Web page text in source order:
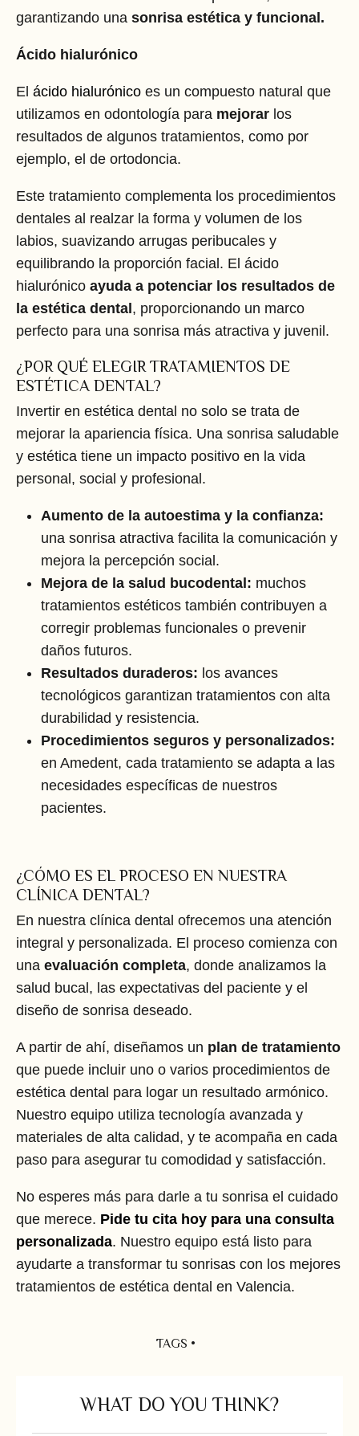
garantizando una sonrisa estética y funcional.
Ácido hialurónico
El ácido hialurónico es un compuesto natural que
utilizamos en odontología para mejorar los
resultados de algunos tratamientos, como por
ejemplo, el de ortodoncia.
Este tratamiento complementa los procedimientos
dentales al realzar la forma y volumen de los
labios, suavizando arrugas peribucales y
equilibrando la proporción facial. El ácido
hialurónico ayuda a potenciar los resultados de
la estética dental , proporcionando un marco
perfecto para una sonrisa más atractiva y juvenil.
¿POR QUÉ ELEGIR TRATAMIENTOS DE
ESTÉTICA DENTAL?
Invertir en estética dental no solo se trata de
mejorar la apariencia física. Una sonrisa saludable
y estética tiene un impacto positivo en la vida
personal, social y profesional.
Aumento de la autoestima y la confianza:
una sonrisa atractiva facilita la comunicación y
mejora la percepción social.
Mejora de la salud bucodental: muchos
tratamientos estéticos también contribuyen a
corregir problemas funcionales o prevenir
daños futuros.
Resultados duraderos: los avances
tecnológicos garantizan tratamientos con alta
durabilidad y resistencia.
Procedimientos seguros y personalizados:
en Amedent, cada tratamiento se adapta a las
necesidades específicas de nuestros
pacientes.
¿CÓMO ES EL PROCESO EN NUESTRA
CLÍNICA DENTAL?
En nuestra clínica dental ofrecemos una atención
integral y personalizada. El proceso comienza con
una evaluación completa, donde analizamos la
salud bucal, las expectativas del paciente y el
diseño de sonrisa deseado.
A partir de ahí, diseñamos un plan de tratamiento
que puede incluir uno o varios procedimientos de
estética dental para logar un resultado armónico.
Nuestro equipo utiliza tecnología avanzada y
materiales de alta calidad, y te acompaña en cada
paso para asegurar tu comodidad y satisfacción.
No esperes más para darle a tu sonrisa el cuidado
que merece. Pide tu cita hoy para una consulta
personalizada. Nuestro equipo está listo para
ayudarte a transformar tu sonrisas con los mejores
tratamientos de estética dental en Valencia.
TAGS •
WHAT DO YOU THINK?